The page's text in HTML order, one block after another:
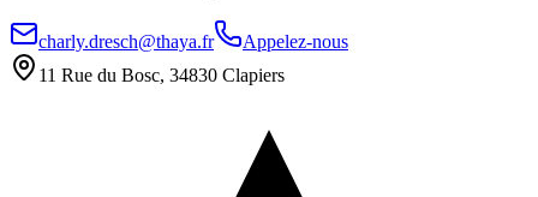
charly.dresch@thaya.fr
Appelez-nous
11 Rue du Bosc, 34830 Clapiers